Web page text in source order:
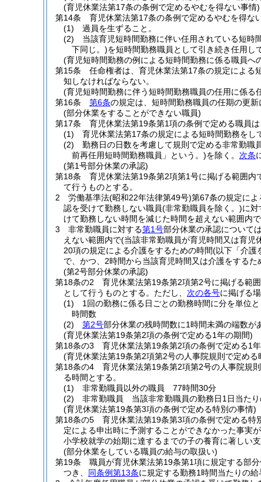
(育児休業法第17条の条例で定めるやむを得ない事情)
第14条
育児休業法第17条の条例で定めるやむを得な
(1)
過員を生ずること。
(2)
当該育児短時間勤務に伴い任用されている短時
下同じ。)を短時間勤務職員として引き続き任用し
(育児短時間勤務の例による短時間勤務に係る職員へ
第15条
任命権者は、育児休業法第17条の規定による
知しなければならない。
(育児短時間勤務に伴う短時間勤務職員の任用に係る
第16条
第6条の規定は、短時間勤務職員の任期の更新
(部分休業をすることができない職員)
第17条
育児休業法第19条第1項の条例で定める職員は
(1)
育児休業法第17条の規定による短時間勤務をし
(2)
勤務日の日数を考慮して規則で定める非常勤職
前再任用短時間勤務職員」という。)を除く。 次条
(第1号部分休業の承認)
第18条
育児休業法第19条第2項第1号に掲げる範囲
て行うものとする。
2
労働基準法(昭和22年法律第49号)第67条の規定によ
認を受けて勤務しない職員(非常勤職員を除く。)に対
けて勤務しない時間を減じた時間を超えない範囲内で
3
非常勤職員に対する第1号部分休業の承認について
えない範囲内で(当該非常勤職員が育児時間又は育児
20項の規定による介護をするための時間(以下「介護
で、かつ、2時間から当該育児時間又は介護をする
(第2号部分休業の承認)
第18条の2
育児休業法第19条第2項第2号に掲げる範
として行うものとする。 ただし、 次の各号に掲げる
(1)
1回の勤務に係る日ごとの勤務時間に分を単位
時間数
(2)
第2号部分休業の残時間数に1時間未満の端数
(育児休業法第19条第2項の条例で定める1年の期間)
第18条の3
育児休業法第19条第2項の条例で定める1
(育児休業法第19条第2項第2号の人事院規則で定め
第18条の4
育児休業法第19条第2項第2号の人事院規
る時間とする。
(1)
非常勤職員以外の職員 77時間30分
(2)
非常勤職員 当該非常勤職員の勤務日1日当た
(育児休業法第19条第3項の条例で定める特別の事情)
第18条の5
育児休業法第19条第3項の条例で定める特
定による申出時に予測することができなかった事実
小学校就学の始期に達するまでの子の養育に著しい
(部分休業をしている職員の給与の取扱い)
第19条
職員が育児休業法第19条第1項に規定する部
つき、 同条例第13条に規定する勤務1時間当たりの給